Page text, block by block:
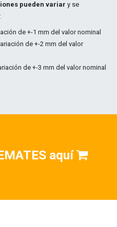
pueden variar y se
de +-1 mm del valor nominal
de +-2 mm del valor
de +-3 mm del valor nominal
aquí